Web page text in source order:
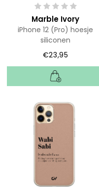
Marble Ivory
iPhone 12 (Pro) hoesje
siliconen
€23,95